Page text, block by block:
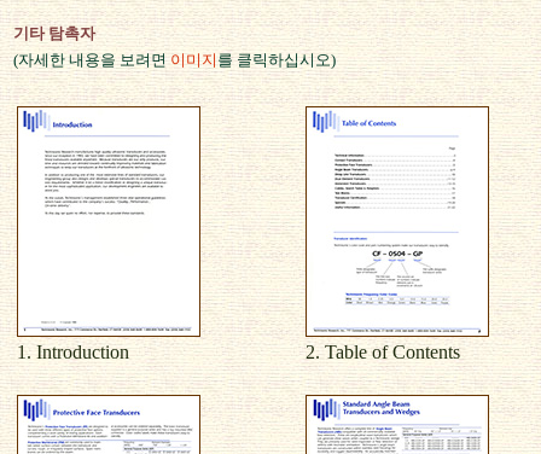
기 타 탐촉자
(자세한 내용을 보려면 이미지 를 클릭하십시오)
1. Introduction 2. Table of Contents